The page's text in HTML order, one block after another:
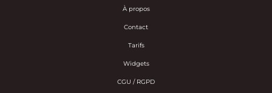
À propos
Contact
Tarifs
Widgets
CGU / RGPD